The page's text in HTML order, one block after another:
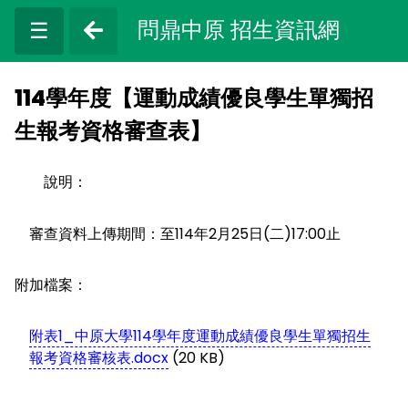
☰ 問鼎中原 招生資訊網
114學年度【運動成績優良學生單獨招
生報考資格審查表】
說明：
審查資料上傳期間：至114年2月25日(二)17:00止
附加檔案：
附表1_中原大學114學年度運動成績優良學生單獨招生
報考資格審核表.docx (20 KB)